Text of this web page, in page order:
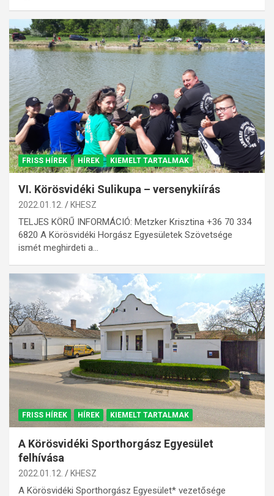
FRISS HÍREK HÍREK KIEMELT TARTALMAK
VI. Körösvidéki Sulikupa – versenykiírás
2022.01.12. KHESZ
TELJES KÖRŰ INFORMÁCIÓ: Metzker Krisztina +36 70 334
6820 A Körösvidéki Horgász Egyesületek Szövetsége
ismét meghirdeti a…
FRISS HÍREK HÍREK KIEMELT TARTALMAK
A Körösvidéki Sporthorgász Egyesület
felhívása
2022.01.12. KHESZ
A Körösvidéki Sporthorgász Egyesület* vezetősége